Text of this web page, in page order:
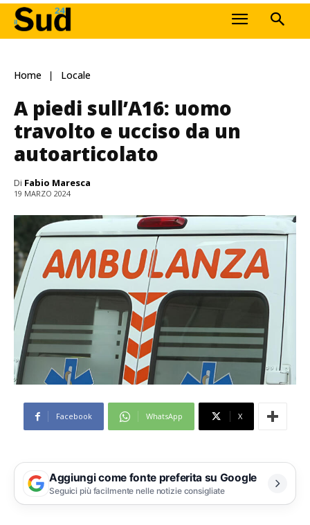
Home Locale
A piedi sull’A16: uomo
travolto e ucciso da un
autoarticolato
Di Fabio Maresca
19 MARZO 2024
Facebook WhatsApp X
Aggiungi come fonte preferita su Google
Seguici più facilmente nelle notizie consigliate